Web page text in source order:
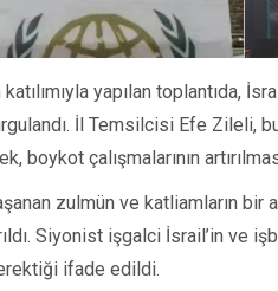
yapılan toplantıda,
İl Temsilcisi Efe Zileli,
boykot çalışmalarının
zulmün ve katliamların
Siyonist işgalci İsrail’in
ifade edildi.